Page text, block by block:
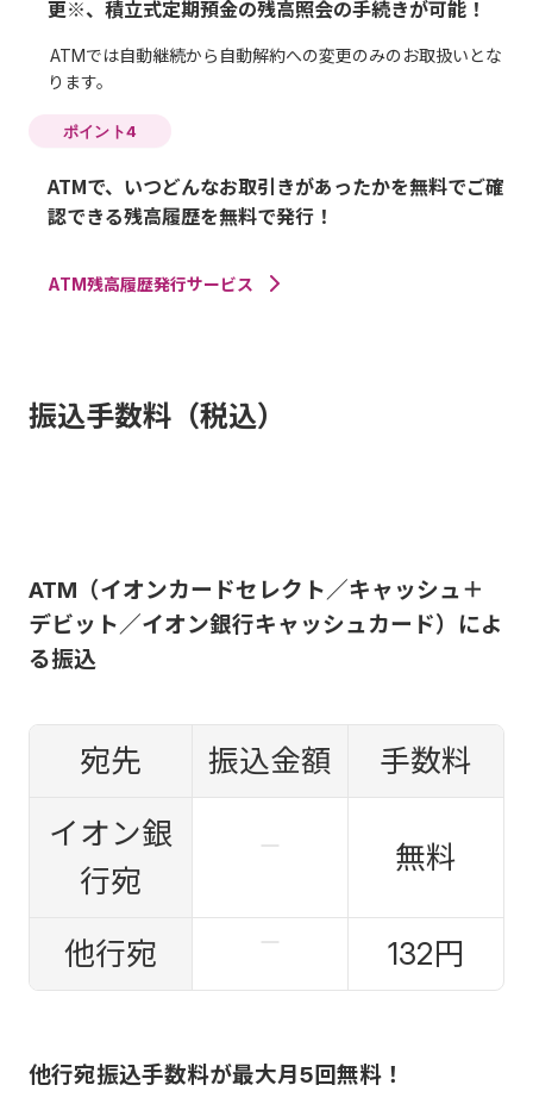
更※、積立式定期預金の残高照会の手続きが可能！
ATMでは自動継続から自動解約への変更のみのお取扱いとな
ります。
ポイント4
ATMで、いつどんなお取引きがあったかを無料でご確
認できる残高履歴を無料で発行！
ATM残高履歴発行サービス
振込手数料（税込）
ATM（イオンカードセレクト／キャッシュ＋
デビット／イオン銀行キャッシュカード）によ
る振込
宛先 振込金額
手数料
イオン銀
行宛
無料
他行宛 132円
他行宛振込手数料が最大月5回無料！